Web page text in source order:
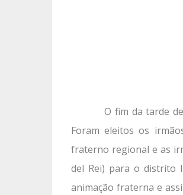
O fim da tarde
Foram eleitos os
fraterno regional e as
del Rei) para o distrito
animação fraterna e